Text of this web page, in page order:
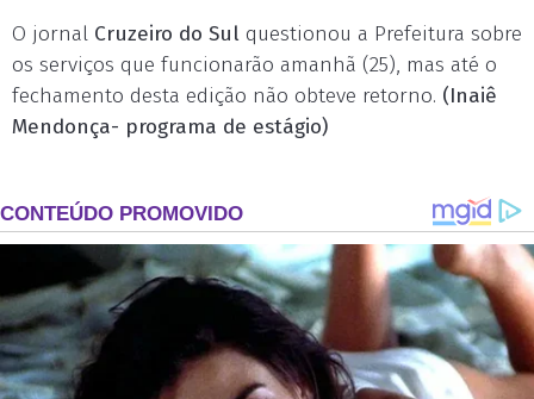
O jornal Cruzeiro do Sul questionou a Prefeitura sobre
os serviços que funcionarão amanhã (25), mas até o
fechamento desta edição não obteve retorno. (Inaiê
Mendonça- programa de estágio)